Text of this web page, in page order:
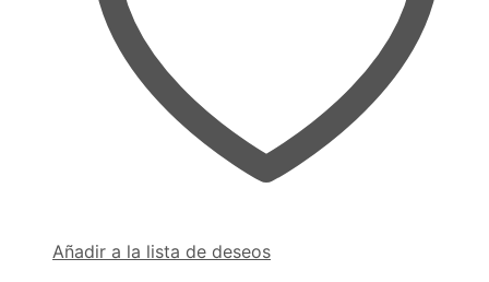
Añadir a la lista de deseos